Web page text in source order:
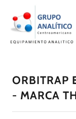
- MARCA